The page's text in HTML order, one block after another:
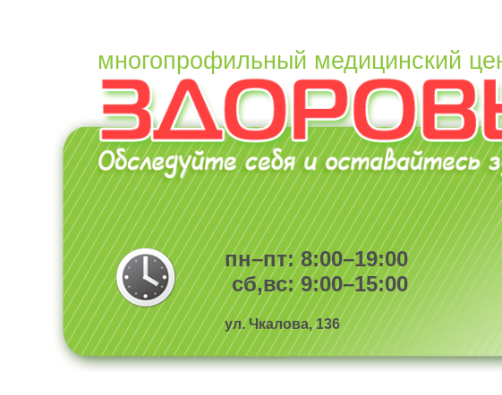
многопрофильный медицинский
пн–пт: 8:00–19:00
сб,вс: 9:00–15:00
ул. Чкалова, 136